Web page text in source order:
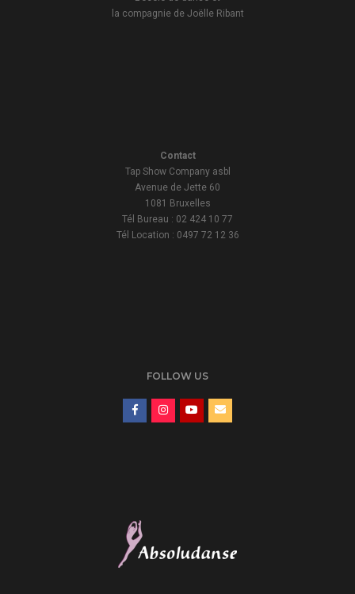
la compagnie de Joëlle Ribant
Contact
Tap Show Company asbl
Avenue de Jette 60
1081 Bruxelles
Tél Bureau : 02 424 10 77
Tél Location : 0497 72 12 36
FOLLOW US